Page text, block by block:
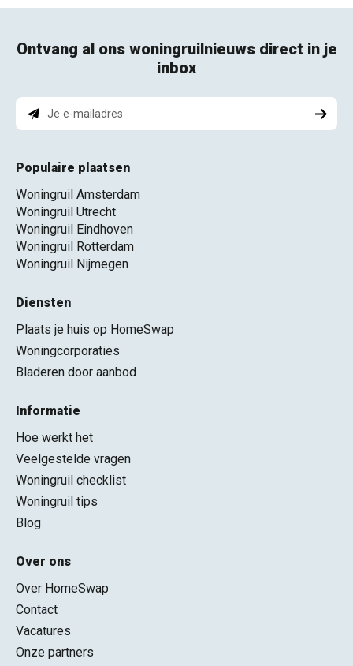
Ontvang al ons woningruilnieuws direct in je
inbox
Populaire plaatsen
Woningruil Amsterdam
Woningruil Utrecht
Woningruil Eindhoven
Woningruil Rotterdam
Woningruil Nijmegen
Diensten
Plaats je huis op HomeSwap
Woningcorporaties
Bladeren door aanbod
Informatie
Hoe werkt het
Veelgestelde vragen
Woningruil checklist
Woningruil tips
Blog
Over ons
Over HomeSwap
Contact
Vacatures
Onze partners